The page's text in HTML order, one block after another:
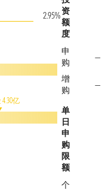
2.95%
亿
资
额
度
申
购
—
增
购
—
单
日
申
购
限
额
个